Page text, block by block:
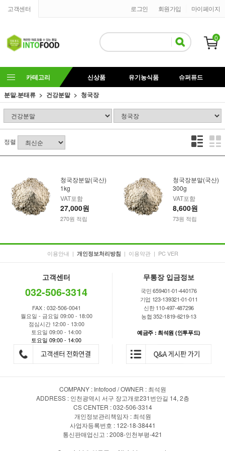
고객센터 마이페이지
회원가입
로그인
0
카테고리 신상품 유기농식품
슈퍼퓨드
분말.분태류
건강분말 청국장
정렬
청국장분말(국산)
1kg
VAT포함
27,000원
270원 적립
청국장분말(국산)
300g
VAT포함
8,600원
73원 적립
이용안내 | 개인정보처리방침 | 이용약관 | PC VER
고객센터
032-506-3314
FAX : 032-506-0041
월요일 - 금요일 09:00 - 18:00
점심시간 12:00 - 13:00
토요일 09:00 - 14:00
토요일 09:00 - 14:00
무통장 입금정보
국민 659401-01-440176
기업 123-139321-01-011
신한 110-497-487296
농협 352-1819-6219-13
예금주 : 최석원 (인투푸드)
COMPANY : Intofood / OWNER : 최석원
ADDRESS : 인천광역시 서구 장고개로231번안길 14, 2층
CS CENTER : 032-506-3314
개인정보관리책임자 : 최석원
사업자등록번호 : 122-18-38441
통신판매업신고 : 2008-인천부평-421